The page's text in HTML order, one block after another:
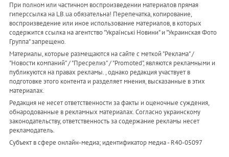
При полном или частичном воспроизведении материалов прямая
гиперссылка на LB.ua обязательна! Перепечатка, копирование,
воспроизведение или иное использование материалов, в которых
содержится ссылка на агентство "Українськi Новини" и "Украинская Фото
Группа" запрещено.
Материалы, которые размещаются на сайте с меткой "Реклама" /
"Новости компаний" / "Пресрелиз" / "Promoted", являются рекламными и
публикуются на правах рекламы. , однако редакция участвует в
подготовке этого контента и разделяет мнения, высказанные в этих
материалах.
Редакция не несет ответственности за факты и оценочные суждения,
обнародованные в рекламных материалах. Согласно украинскому
законодательству, ответственность за содержание рекламы несет
рекламодатель.
Субъект в сфере онлайн-медиа; идентификатор медиа - R40-05097